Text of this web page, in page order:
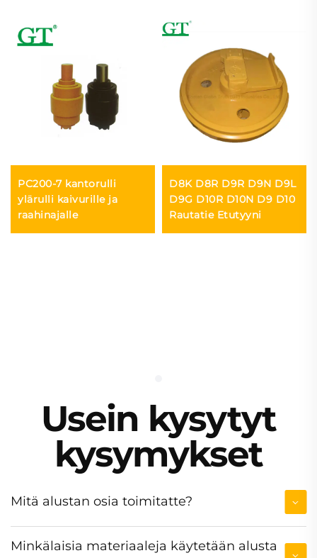
PC200-7 kantorulli
ylärulli kaivurille ja
raahinajalle
D8K D8R D9R D9N D9L
D9G D10R D10N D9 D10
Rautatie Etutyyni
Usein kysytyt
kysymykset
Mitä alustan osia toimitatte?
Minkälaisia materiaaleja käytetään alusta